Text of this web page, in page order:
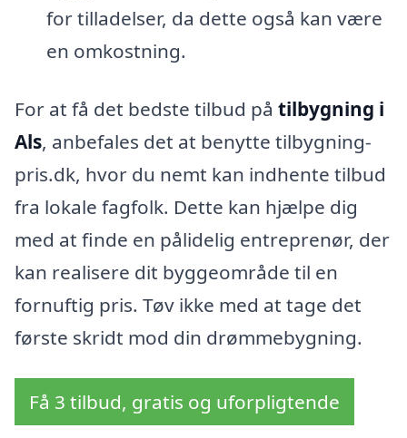
for tilladelser, da dette også kan være
en omkostning.
For at få det bedste tilbud på tilbygning i
Als, anbefales det at benytte tilbygning-
pris.dk, hvor du nemt kan indhente tilbud
fra lokale fagfolk. Dette kan hjælpe dig
med at finde en pålidelig entreprenør, der
kan realisere dit byggeområde til en
fornuftig pris. Tøv ikke med at tage det
første skridt mod din drømmebygning.
Få 3 tilbud, gratis og uforpligtende